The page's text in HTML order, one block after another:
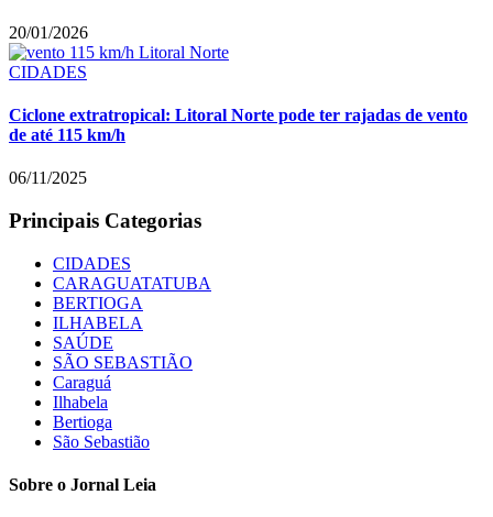
20/01/2026
CIDADES
Ciclone extratropical: Litoral Norte pode ter rajadas de vento
de até 115 km/h
06/11/2025
Principais Categorias
CIDADES
CARAGUATATUBA
BERTIOGA
ILHABELA
SAÚDE
SÃO SEBASTIÃO
Caraguá
Ilhabela
Bertioga
São Sebastião
Sobre o Jornal Leia